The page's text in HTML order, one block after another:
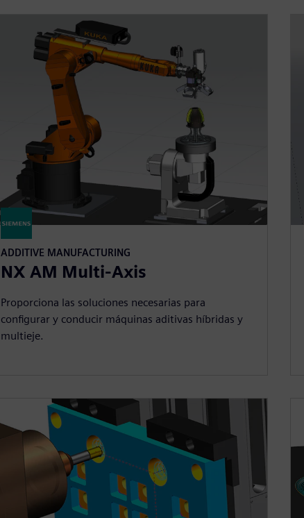
ADDITIVE MANUFACTURING
NX AM Multi-Axis
Proporciona las soluciones necesarias para
configurar y conducir máquinas aditivas híbridas y
multieje.